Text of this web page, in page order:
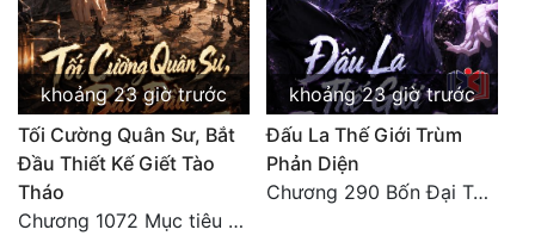
khoảng 23 giờ trước
Tối Cường Quân Sư, Bắt
Đầu Thiết Kế Giết Tào
Tháo
Chương 1072 Mục tiêu của chúng ta là biển sao trời (2/2)
khoảng 23 giờ trước
Đấu La Thế Giới Trùm
Phản Diện
Chương 290 Bốn Đại Tông Môn Đơn Thuộc Tính Vô Cùng Thê Lương